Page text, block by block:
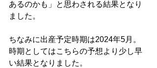
あるのかも」と思わされる結果となり
ました。
ちなみに出産予定時期は2024年5月。
時期としてはこちらの予想より少し早
い結果となりました。